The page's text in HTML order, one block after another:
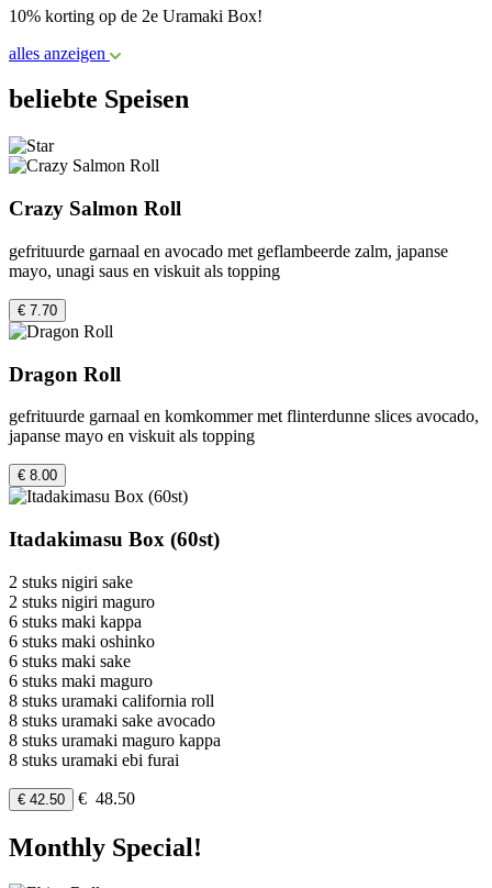
10% korting op de 2e Uramaki Box!
alles anzeigen
beliebte Speisen
Crazy Salmon Roll
gefrituurde garnaal en avocado met geflambeerde zalm, japanse
mayo, unagi saus en viskuit als topping
€ 7.70
Dragon Roll
gefrituurde garnaal en komkommer met flinterdunne slices avocado,
japanse mayo en viskuit als topping
€ 8.00
Itadakimasu Box (60st)
2 stuks nigiri sake
2 stuks nigiri maguro
6 stuks maki kappa
6 stuks maki oshinko
6 stuks maki sake
6 stuks maki maguro
8 stuks uramaki california roll
8 stuks uramaki sake avocado
8 stuks uramaki maguro kappa
8 stuks uramaki ebi furai
€ 42.50 € 48.50
Monthly Special!